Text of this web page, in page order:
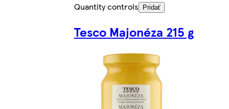
Quantity controls
Pridať
Tesco Majonéza 215 g